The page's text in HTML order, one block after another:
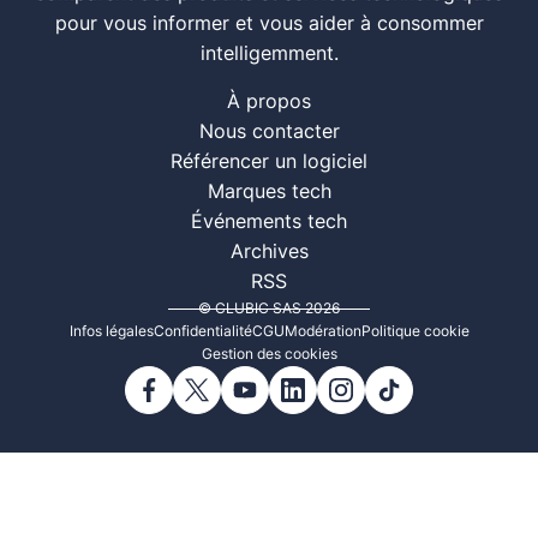
pour vous informer et vous aider à consommer
intelligemment.
À propos
Nous contacter
Référencer un logiciel
Marques tech
Événements tech
Archives
RSS
© CLUBIC SAS 2026
Infos légalesConfidentialitéCGUModérationPolitique cookie
Gestion des cookies